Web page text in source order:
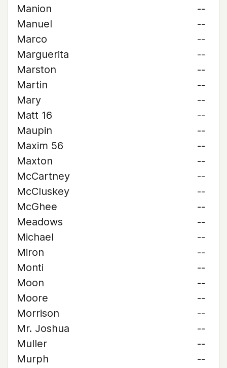
Manion
--
Manuel
--
Marco
--
Marguerita
--
Marston
--
Martin
--
Mary
--
Matt 16
--
Maupin
--
Maxim 56
--
Maxton
--
McCartney
--
McCluskey
--
McGhee
--
Meadows
--
Michael
--
Miron
--
Monti
--
Moon
--
Moore
--
Morrison
--
Mr. Joshua
--
Muller
--
Murph
--